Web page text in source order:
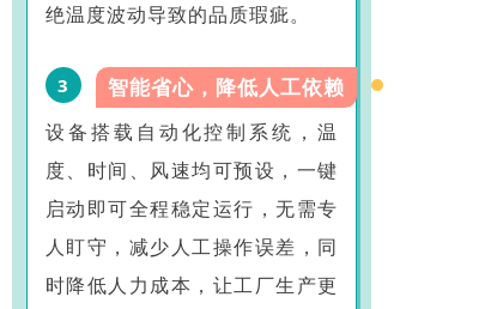
绝温度波动导致的品质瑕疵。
3 智能省心，降低人工依赖
设备搭载自动化控制系统，温
度、时间、风速均可预设，一键
启动即可全程稳定运行，无需专
人盯守，减少人工操作误差，同
时降低人力成本，让工厂生产更